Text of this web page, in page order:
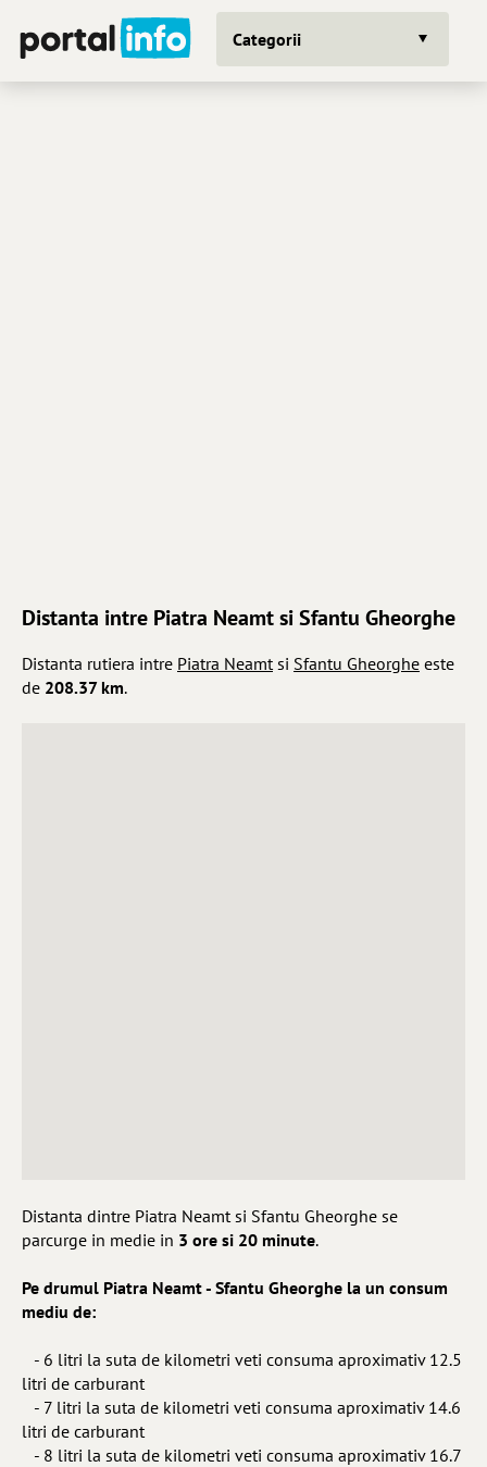
Categorii
Distanta intre Piatra Neamt si Sfantu Gheorghe
Distanta rutiera intre Piatra Neamtsi Sfantu Gheorghe este
de 208.37 km.
Distanta dintre Piatra Neamt si Sfantu Gheorghe se
parcurge in medie in 3 ore si 20 minute.
Pe drumul Piatra Neamt - Sfantu Gheorghe la un consum
mediu de:
- 6 litri la suta de kilometri veti consuma aproximativ 12.5
litri de carburant
- 7 litri la suta de kilometri veti consuma aproximativ 14.6
litri de carburant
- 8 litri la suta de kilometri veti consuma aproximativ 16.7